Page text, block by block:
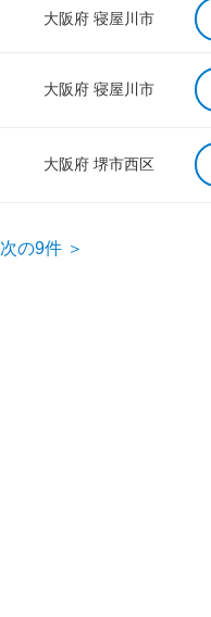
大阪府 寝屋川市
大阪府 寝屋川市
大阪府 堺市西区
次の9件 ＞